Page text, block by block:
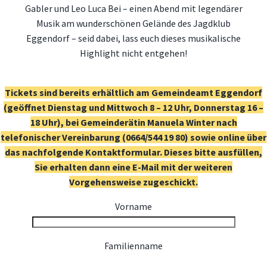
Gabler und Leo Luca Bei – einen Abend mit legendärer
Musik am wunderschönen Gelände des Jagdklub
Eggendorf – seid dabei, lass euch dieses musikalische
Highlight nicht entgehen!
Tickets sind bereits erhältlich am Gemeindeamt Eggendorf
(geöffnet Dienstag und Mittwoch 8 – 12 Uhr, Donnerstag 16 –
18 Uhr), bei Gemeinderätin Manuela Winter nach
telefonischer Vereinbarung (0664/544 19 80) sowie online über
das nachfolgende Kontaktformular. Dieses bitte ausfüllen,
Sie erhalten dann eine E-Mail mit der weiteren
Vorgehensweise zugeschickt.
Vorname
Familienname